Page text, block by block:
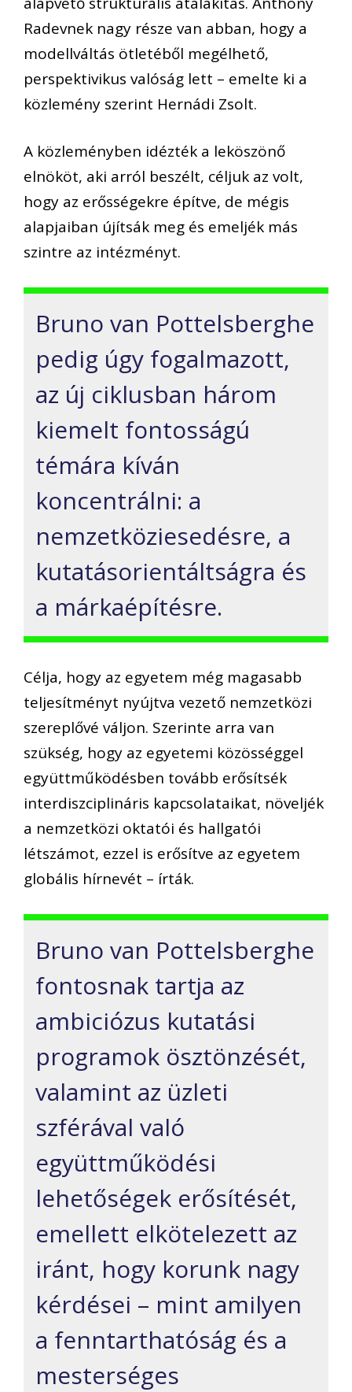
Radevnek nagy része van abban, hogy a
modellváltás ötletéből megélhető,
perspektivikus valóság lett – emelte ki a
közlemény szerint Hernádi Zsolt.
A közleményben idézték a leköszönő
elnököt, aki arról beszélt, céljuk az volt,
hogy az erősségekre építve, de mégis
alapjaiban újítsák meg és emeljék más
szintre az intézményt.
Bruno van Pottelsberghe
pedig úgy fogalmazott,
az új ciklusban három
kiemelt fontosságú
témára kíván
koncentrálni: a
nemzetköziesedésre, a
kutatásorientáltságra és
a márkaépítésre.
Célja, hogy az egyetem még magasabb
teljesítményt nyújtva vezető nemzetközi
szereplővé váljon. Szerinte arra van
szükség, hogy az egyetemi közösséggel
együttműködésben tovább erősítsék
interdiszciplináris kapcsolataikat, növeljék
a nemzetközi oktatói és hallgatói
létszámot, ezzel is erősítve az egyetem
globális hírnevét – írták.
Bruno van Pottelsberghe
fontosnak tartja az
ambiciózus kutatási
programok ösztönzését,
valamint az üzleti
szférával való
együttműködési
lehetőségek erősítését,
emellett elkötelezett az
iránt, hogy korunk nagy
kérdései – mint amilyen
a fenntarthatóság és a
mesterséges